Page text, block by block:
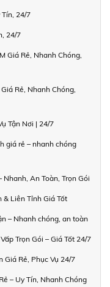
Tín, 24/7
24/7
Giá Rẻ, Nhanh Chóng,
Rẻ, Nhanh Chóng,
Tận Nơi | 24/7
giá rẻ – nhanh chóng
Nhanh, An Toàn, Trọn Gói
& Liên Tỉnh Giá Tốt
– Nhanh chóng, an toàn
Trọn Gói – Giá Tốt 24/7
Giá Rẻ, Phục Vụ 24/7
– Uy Tín, Nhanh Chóng